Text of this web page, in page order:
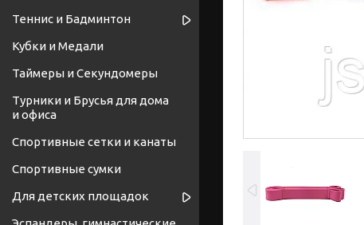
Теннис и Бадминтон
Кубки и Медали
Таймеры и Секундомеры
Турники и Брусья для дома
и офиса
Спортивные cетки и канаты
Спортивные сумки
Для детских площадок